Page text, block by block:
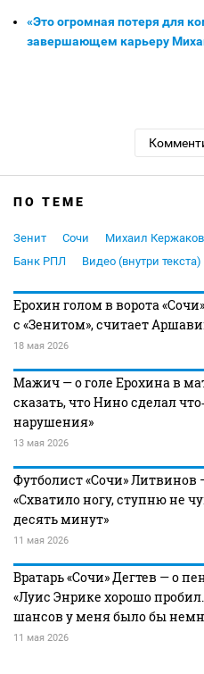
«Это огромная потеря для
завершающем карьеру
ПО ТЕМЕ
Зенит Сочи Михаил Кержаков
Банк РПЛ
Видео (внутри текста)
Ерохин голом в ворота
с «Зенитом», считает
18 мая 2026
Мажич — о голе Ерохина в
сказать, что Нино сделал
нарушения»
13 мая 2026
Футболист «Сочи» Литвинов
«Схватило ногу, ступню не
десять минут»
11 мая 2026
Вратарь «Сочи» Дегтев — о
«Луис Энрике хорошо
шансов у меня было бы
11 мая 2026